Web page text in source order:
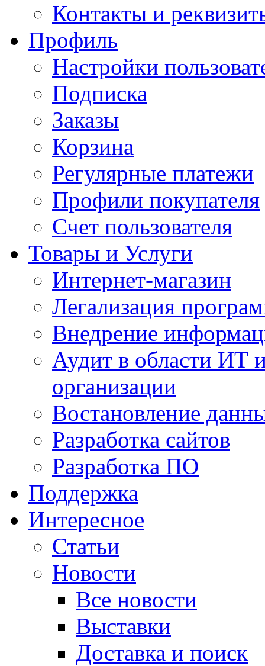
Контакты и
Профиль
Настройки
Подписка
Заказы
Корзина
Регулярные платежи
Профили покупателя
Счет пользователя
Товары и Услуги
Интернет-магазин
Легализация
Внедрение
Аудит в области ИТ
организации
Востановление
Разработка сайтов
Разработка ПО
Поддержка
Интересное
Статьи
Новости
Все новости
Выставки
Доставка и поиск